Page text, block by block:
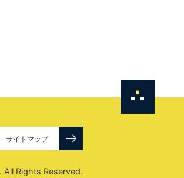
サイトマップ
Rights Reserved.